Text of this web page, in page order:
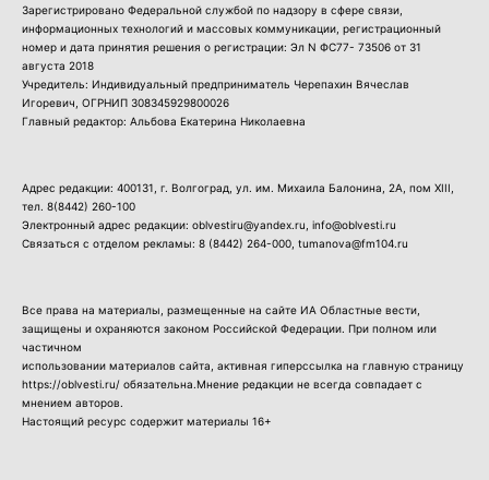
Зарегистрировано Федеральной службой по надзору в сфере связи,
информационных технологий и массовых коммуникации, регистрационный
номер и дата принятия решения о регистрации: Эл N ФС77- 73506 от 31
августа 2018
Учредитель: Индивидуальный предприниматель Черепахин Вячеслав
Игоревич, ОГРНИП 308345929800026
Главный редактор: Альбова Екатерина Николаевна
Адрес редакции: 400131, г. Волгоград, ул. им. Михаила Балонина, 2А, пом XIII,
тел. 8(8442) 260-100
Электронный адрес редакции: oblvestiru@yandex.ru, info@oblvesti.ru
Связаться с отделом рекламы: 8 (8442) 264-000 , tumanova@fm104.ru
Все права на материалы, размещенные на сайте ИА Областные вести,
защищены и охраняются законом Российской Федерации. При полном или
частичном
использовании материалов сайта, активная гиперссылка на главную страницу
https://oblvesti.ru/ обязательна.Мнение редакции не всегда совпадает с
мнением авторов.
Настоящий ресурс содержит материалы 16+